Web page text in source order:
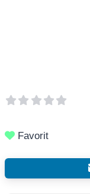
Favorit